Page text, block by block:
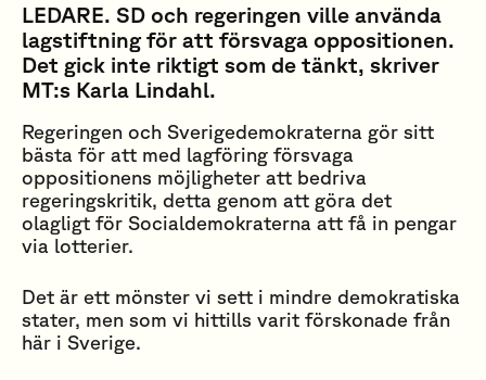
LEDARE. SD och regeringen ville använda
lagstiftning för att försvaga oppositionen.
Det gick inte riktigt som de tänkt, skriver
MT:s Karla Lindahl.
Regeringen och Sverigedemokraterna gör sitt
bästa för att med lagföring försvaga
oppositionens möjligheter att bedriva
regeringskritik, detta genom att göra det
olagligt för Socialdemokraterna att få in pengar
via lotterier.
Det är ett mönster vi sett i mindre demokratiska
stater, men som vi hittills varit förskonade från
här i Sverige.